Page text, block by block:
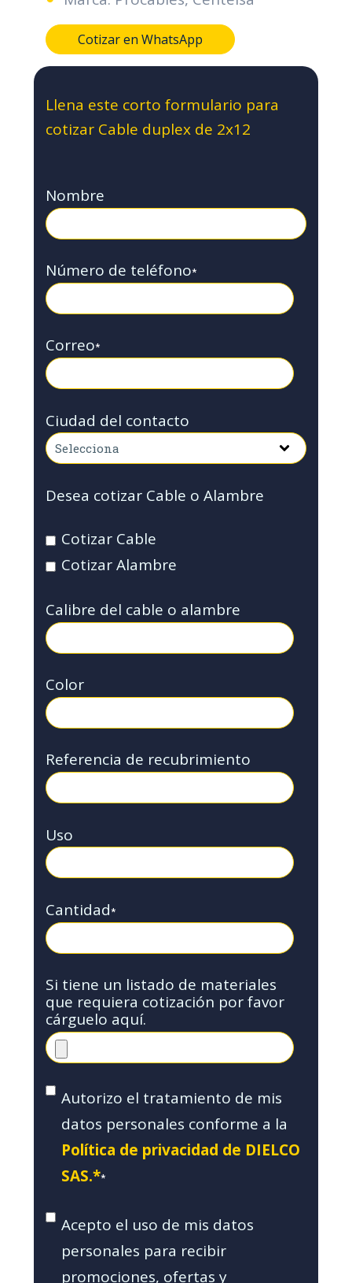
Cotizar en WhatsApp
Llena este corto formulario para
cotizar Cable duplex de 2x12
Nombre
Número de teléfono*
Correo*
Ciudad del contacto
Desea cotizar Cable o Alambre
Cotizar Cable
Cotizar Alambre
Calibre del cable o alambre
Color
Referencia de recubrimiento
Uso
Cantidad*
Si tiene un listado de materiales
que requiera cotización por favor
cárguelo aquí.
Autorizo el tratamiento de mis
datos personales conforme a la
Política de privacidad de DIELCO
SAS.**
Acepto el uso de mis datos
personales para recibir
promociones, ofertas y